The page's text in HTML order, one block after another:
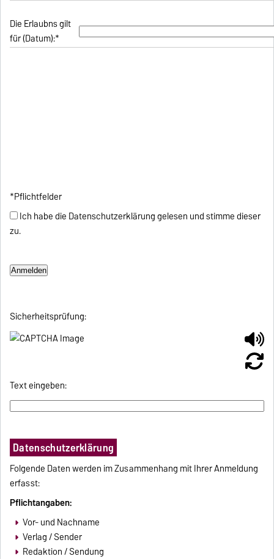
Die Erlaubns gilt
für (Datum):*
*Pflichtfelder
Ich habe die Datenschutzerklärung gelesen und stimme dieser
zu.
Sicherheitsprüfung:
Text eingeben:
Datenschutzerklärung
Folgende Daten werden im Zusammenhang mit Ihrer Anmeldung
erfasst:
Pflichtangaben:
Vor- und Nachname
Verlag / Sender
Redaktion / Sendung